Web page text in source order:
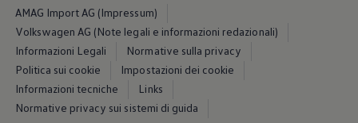
Blog Volkswagen
AMAG Import AG (Impressum)
Volkswagen AG (Note legali e informazioni redazionali)
Informazioni Legali
Normative sulla privacy
Politica sui cookie
Impostazioni dei cookie
Informazioni tecniche
Links
Normative privacy sui sistemi di guida